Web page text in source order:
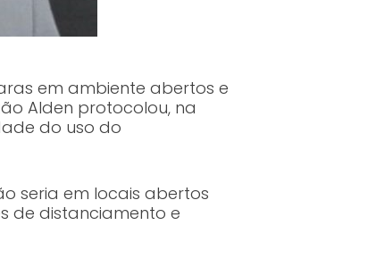
em ambiente abertos e
Alden protocolou, na
do uso do
seria em locais abertos
de distanciamento e